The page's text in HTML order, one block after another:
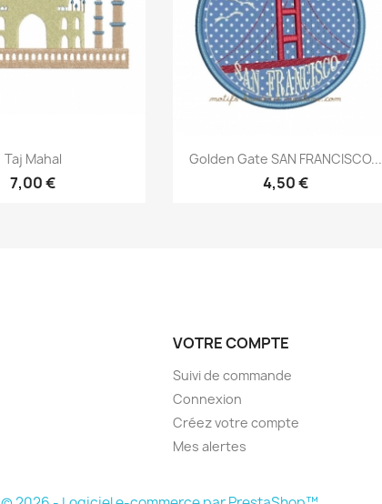
Aperçu rapide
Taj Mahal
7,00 €
Aperçu rapide
Golden Gate SAN FRANCISCO...
4,50 €
VOTRE COMPTE
Suivi de commande
Connexion
Créez votre compte
Mes alertes